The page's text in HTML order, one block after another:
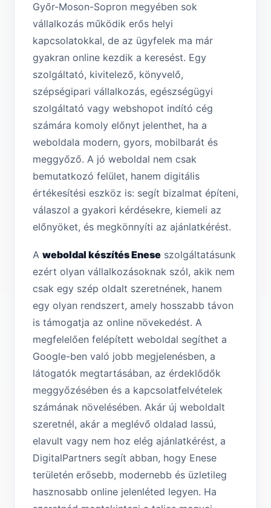
Győr-Moson-Sopron megyében sok
vállalkozás működik erős helyi
kapcsolatokkal, de az ügyfelek ma már
gyakran online kezdik a keresést. Egy
szolgáltató, kivitelező, könyvelő,
szépségipari vállalkozás, egészségügyi
szolgáltató vagy webshopot indító cég
számára komoly előnyt jelenthet, ha a
weboldala modern, gyors, mobilbarát és
meggyőző. A jó weboldal nem csak
bemutatkozó felület, hanem digitális
értékesítési eszköz is: segít bizalmat építeni,
válaszol a gyakori kérdésekre, kiemeli az
előnyöket, és megkönnyíti az ajánlatkérést.
A weboldal készítés Enese szolgáltatásunk
ezért olyan vállalkozásoknak szól, akik nem
csak egy szép oldalt szeretnének, hanem
egy olyan rendszert, amely hosszabb távon
is támogatja az online növekedést. A
megfelelően felépített weboldal segíthet a
Google-ben való jobb megjelenésben, a
látogatók megtartásában, az érdeklődők
meggyőzésében és a kapcsolatfelvételek
számának növelésében. Akár új weboldalt
szeretnél, akár a meglévő oldalad lassú,
elavult vagy nem hoz elég ajánlatkérést, a
DigitalPartners segít abban, hogy Enese
területén erősebb, modernebb és üzletileg
hasznosabb online jelenléted legyen. Ha